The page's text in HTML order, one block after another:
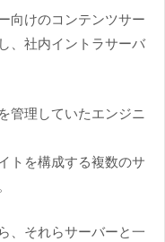
向けのコンテンツサー
、社内イントラサーバ
管理していたエンジニ
トを構成する複数のサ
、それらサーバーと一